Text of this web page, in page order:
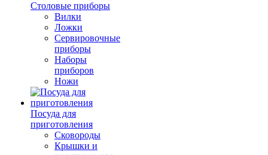
Столовые приборы
Вилки
Ложки
Сервировочные
приборы
Наборы
приборов
Ножи
Посуда для
приготовления
Сковороды
Крышки и